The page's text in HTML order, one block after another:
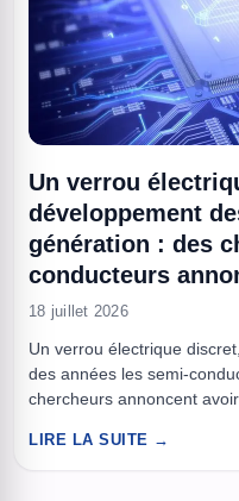
Un verrou
développement
génération : des
conducteurs
18 juillet 2026
Un verrou électrique
des années les semi-
chercheurs annoncent
pour faire circuler le
LIRE LA SUITE →